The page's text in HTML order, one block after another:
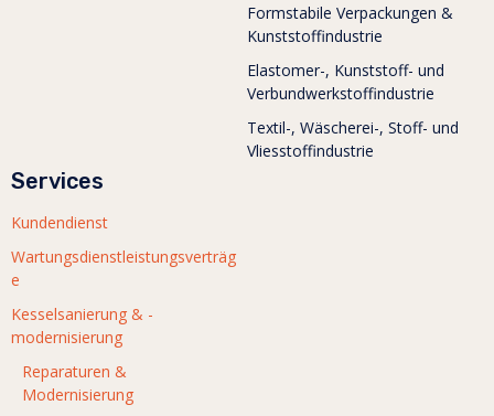
Formstabile Verpackungen &
Kunststoffindustrie
Elastomer-, Kunststoff- und
Verbundwerkstoffindustrie
Textil-, Wäscherei-, Stoff- und
Vliesstoffindustrie
Services
Kundendienst
Wartungsdienstleistungsverträg
e
Kesselsanierung & -
modernisierung
Reparaturen &
Modernisierung